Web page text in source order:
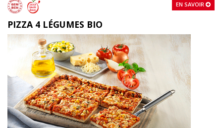
EN SAVOIR
PIZZA 4 LÉGUMES BIO